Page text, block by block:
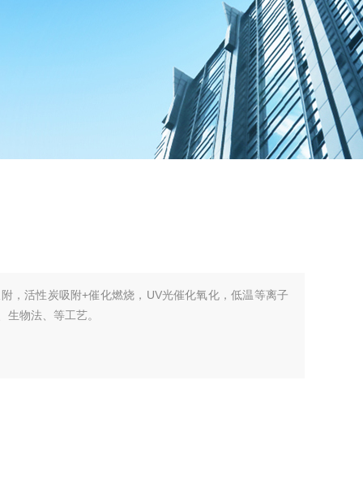
，活性炭吸附+催化燃烧，UV光催化氧化，低温等离子
物法、等工艺。